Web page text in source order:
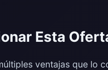
Esta
ventajas que lo